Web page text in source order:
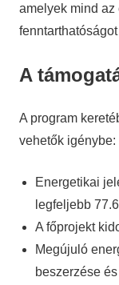
amelyek mind az
A
A program
vehetők igénybe:
Energetikai
legfeljebb
A főprojekt
Megújuló
beszerzése